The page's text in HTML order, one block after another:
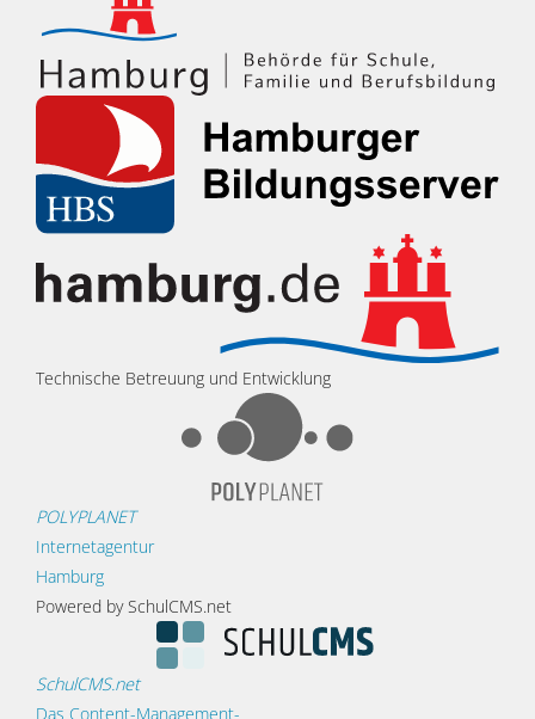
Technische Betreuung und Entwicklung
POLYPLANET
Internetagentur
Hamburg
Powered by SchulCMS.net
SchulCMS.net
Das Content-Management-